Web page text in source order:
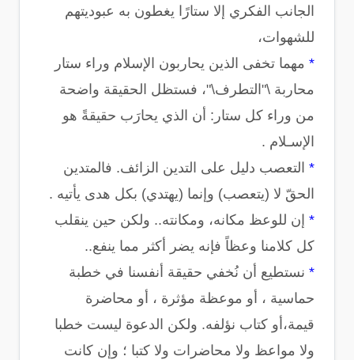
الجانب الفكري إلا ستارًا يغطون به عبوديتهم
للشهوات،
* مهما تخفى الذين يحاربون الإسلام وراء ستار
محاربة \"التطرف\"، فستظل الحقيقة واضحة
من وراء كل ستار: أن الذي يحارَب حقيقةً هو
الإسـلام .
* التعصب دليل على التدين الزائف. فالمتدين
الحقّ لا (يتعصب) وإنما (يهتدي) بكل هدى يأتيه .
* إن للوعظ مكانه، ومكانته.. ولكن حين ينقلب
كل كلامنا وعظاً فإنه يضر أكثر مما ينفع..
* نستطيع أن نُخفي حقيقة أنفسنا في خطبة
حماسية ، أو موعظة مؤثرة ، أو محاضرة
قيمة،أو كتاب نؤلفه. ولكن الدعوة ليست خطبا
ولا مواعظ ولا محاضرات ولا كتبا ؛ وإن كانت